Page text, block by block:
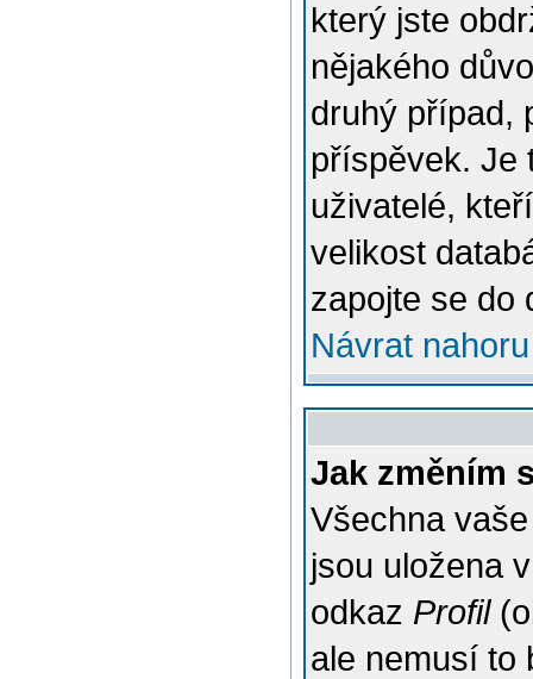
který jste
nějakého
druhý případ,
příspěvek. Je
uživatelé,
velikost
zapojte se do
Návrat nahoru
Jak změním
Všechna
jsou uložena
odkaz Profil
ale nemusí to